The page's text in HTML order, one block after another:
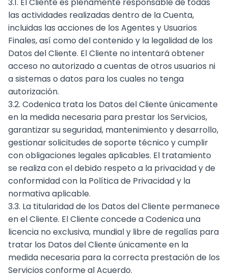
3.1. El Cliente es plenamente responsable de todas
las actividades realizadas dentro de la Cuenta,
incluidas las acciones de los Agentes y Usuarios
Finales, así como del contenido y la legalidad de los
Datos del Cliente. El Cliente no intentará obtener
acceso no autorizado a cuentas de otros usuarios ni
a sistemas o datos para los cuales no tenga
autorización.
3.2. Codenica trata los Datos del Cliente únicamente
en la medida necesaria para prestar los Servicios,
garantizar su seguridad, mantenimiento y desarrollo,
gestionar solicitudes de soporte técnico y cumplir
con obligaciones legales aplicables. El tratamiento
se realiza con el debido respeto a la privacidad y de
conformidad con la Política de Privacidad y la
normativa aplicable.
3.3. La titularidad de los Datos del Cliente permanece
en el Cliente. El Cliente concede a Codenica una
licencia no exclusiva, mundial y libre de regalías para
tratar los Datos del Cliente únicamente en la
medida necesaria para la correcta prestación de los
Servicios conforme al Acuerdo.